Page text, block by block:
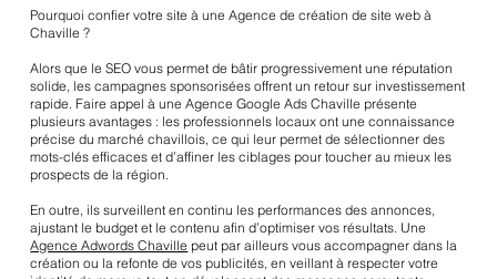
Pourquoi confier votre site à une Agence de création de site web à
Chaville ?
Alors que le SEO vous permet de bâtir progressivement une réputation
solide, les campagnes sponsorisées offrent un retour sur investissement
rapide. Faire appel à une Agence Google Ads Chaville présente
plusieurs avantages : les professionnels locaux ont une connaissance
précise du marché chavillois, ce qui leur permet de sélectionner des
mots-clés efficaces et d’affiner les ciblages pour toucher au mieux les
prospects de la région.
En outre, ils surveillent en continu les performances des annonces,
ajustant le budget et le contenu afin d’optimiser vos résultats. Une
Agence Adwords Chaville peut par ailleurs vous accompagner dans la
création ou la refonte de vos publicités, en veillant à respecter votre